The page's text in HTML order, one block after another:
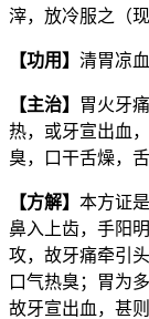
滓，放冷服之（
【功用】 清胃凉血
【主治】
胃火牙
热，或牙宣出血
臭，口干舌燥，
【方解】 本方证
鼻入上齿，手阳
攻，故牙痛牵引
口气热臭；胃为
故牙宣出血，甚